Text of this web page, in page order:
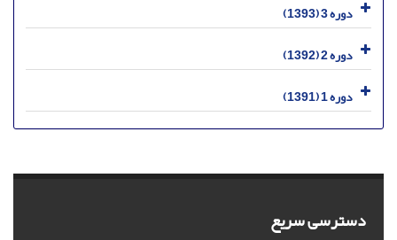
دوره 3 (1393)
دوره 2 (1392)
دوره 1 (1391)
دسترسی سریع